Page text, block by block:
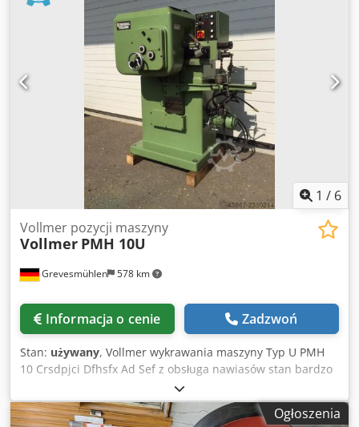
1 / 6
Grevesmühlen 578 km
Vollmer pozycji maszyny
Vollmer PMH 10U
Informacja o cenie Zadzwoń
Stan: używany, Vollmer wykrawania maszyny Typ U PMH
10 Crsdpjci Dfhsfx Ad Sef z obsługa nawiasów stan bardzo
Ogłoszenia